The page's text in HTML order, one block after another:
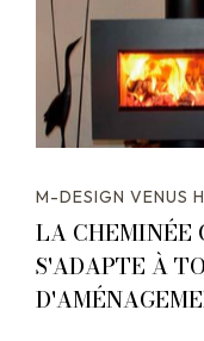
M-DESIGN VENUS
LA CHEMINÉE
S'ADAPTE À